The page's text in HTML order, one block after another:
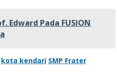
Edward Pada FUSION
kota kendari SMP Frater